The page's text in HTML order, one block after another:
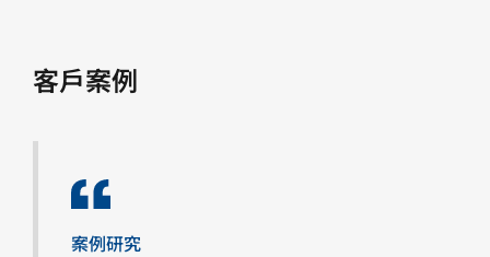
客戶案例
案例研究